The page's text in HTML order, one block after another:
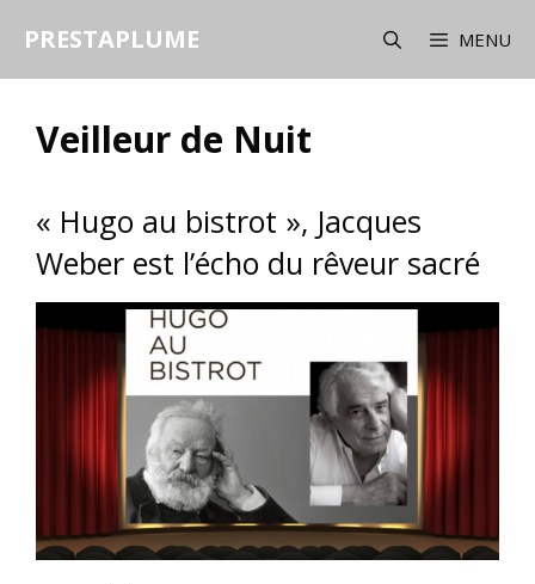
PRESTAPLUME MENU
Veilleur de Nuit
« Hugo au bistrot », Jacques
Weber est l’écho du rêveur sacré